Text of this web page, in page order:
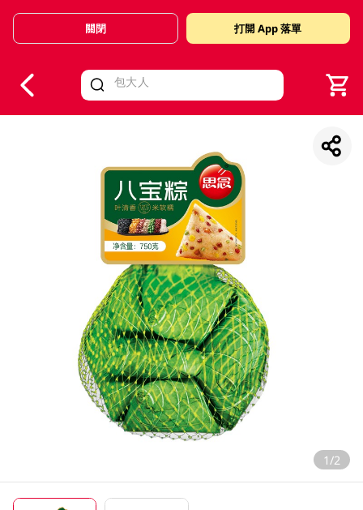
Valid Until 30 June 2026
關閉 打開 App 落單
1/2